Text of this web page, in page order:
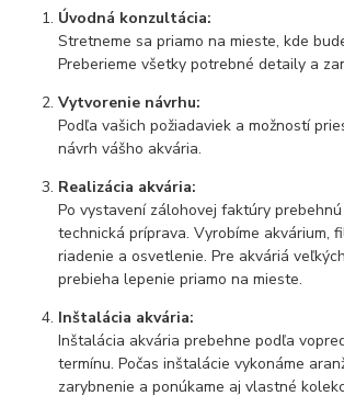
Úvodná konzultácia:
Stretneme sa priamo na mieste, kde
Preberieme všetky potrebné detaily a
Vytvorenie návrhu:
Podľa vašich požiadaviek a možností
návrh vášho akvária.
Realizácia akvária:
Po vystavení zálohovej faktúry
technická príprava. Vyrobíme akvárium,
riadenie a osvetlenie. Pre akváriá
prebieha lepenie priamo na mieste.
Inštalácia akvária:
Inštalácia akvária prebehne podľa
termínu. Počas inštalácie vykonáme
zarybnenie a ponúkame aj vlastné